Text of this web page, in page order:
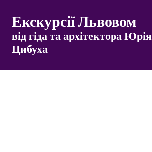
Екскурсії Львовом
від гіда та архітектора Юрія
Цибуха